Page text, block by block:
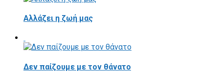
Αλλάζει η ζωή μας
Δεν παίζουμε με τον θάνατο